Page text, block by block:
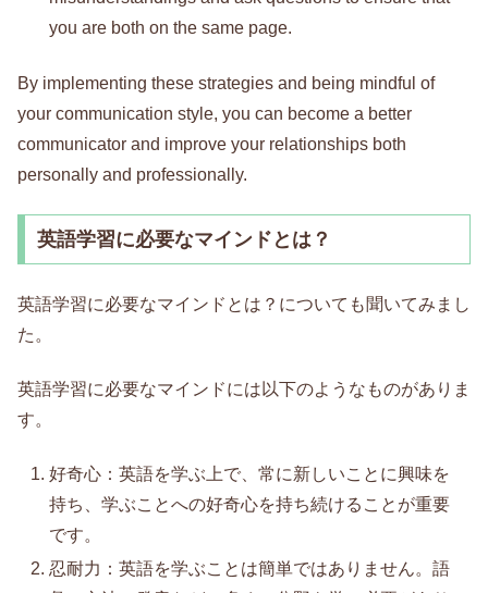
you are both on the same page.
By implementing these strategies and being mindful of
your communication style, you can become a better
communicator and improve your relationships both
personally and professionally.
英語学習に必要なマインドとは？
英語学習に必要なマインドとは？についても聞いてみまし
た。
英語学習に必要なマインドには以下のようなものがありま
す。
好奇心：英語を学ぶ上で、常に新しいことに興味を
持ち、学ぶことへの好奇心を持ち続けることが重要
です。
忍耐力：英語を学ぶことは簡単ではありません。語